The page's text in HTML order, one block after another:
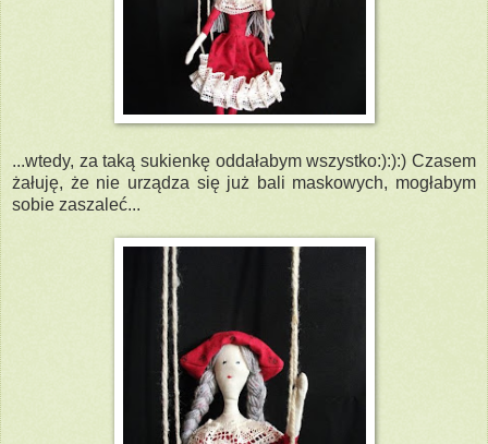
...wtedy, za taką sukienkę oddałabym wszystko:):):) Czasem
żałuję, że nie urządza się już bali maskowych, mogłabym
sobie zaszaleć...